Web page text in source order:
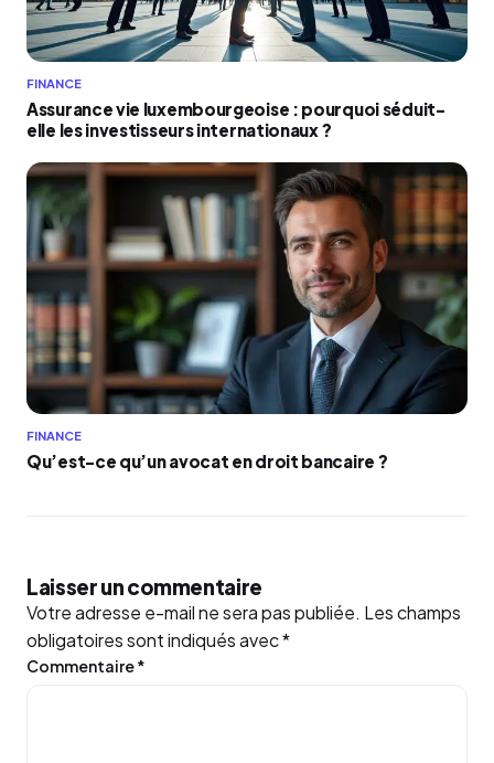
FINANCE
Assurance vie luxembourgeoise : pourquoi séduit-
elle les investisseurs internationaux ?
FINANCE
Qu’est-ce qu’un avocat en droit bancaire ?
Laisser un commentaire
Votre adresse e-mail ne sera pas publiée. Les champs
obligatoires sont indiqués avec*
Commentaire*